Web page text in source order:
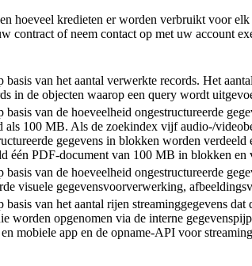
hoeveel kredieten er worden verbruikt voor
contract of neem contact op met uw account
van het aantal verwerkte records. Het
in de objecten waarop een query wordt
basis van de hoeveelheid ongestructureerde
als 100 MB. Als de zoekindex vijf audio-/
gegevens in blokken worden
één PDF-document van 100 MB in blokken
van de hoeveelheid ongestructureerde
visuele gegevensvoorverwerking,
van het aantal rijen streaminggegevens
worden opgenomen via de interne
mobiele app en de opname-API voor